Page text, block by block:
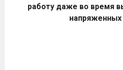
работу даже во время
напряженных